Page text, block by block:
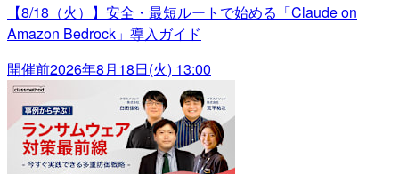
【8/18（火）】安全・最短ルートで始める「Claude on
Amazon Bedrock」導入ガイド
開催前2026年8月18日(火) 13:00